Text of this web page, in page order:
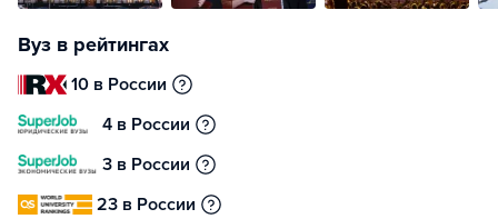
Вуз в рейтингах
10 в России
4 в России
3 в России
23 в России